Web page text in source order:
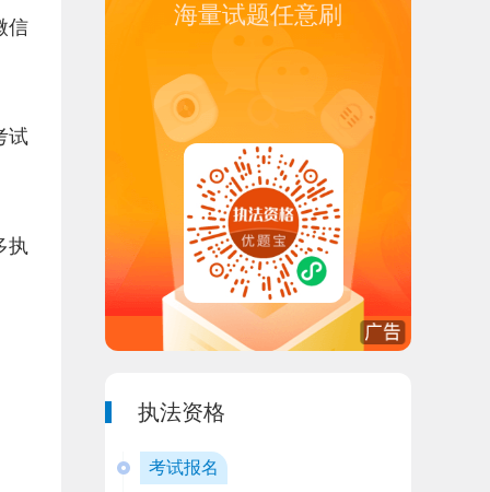
信
试
执
海量试题任意刷
执法资格
考试报名